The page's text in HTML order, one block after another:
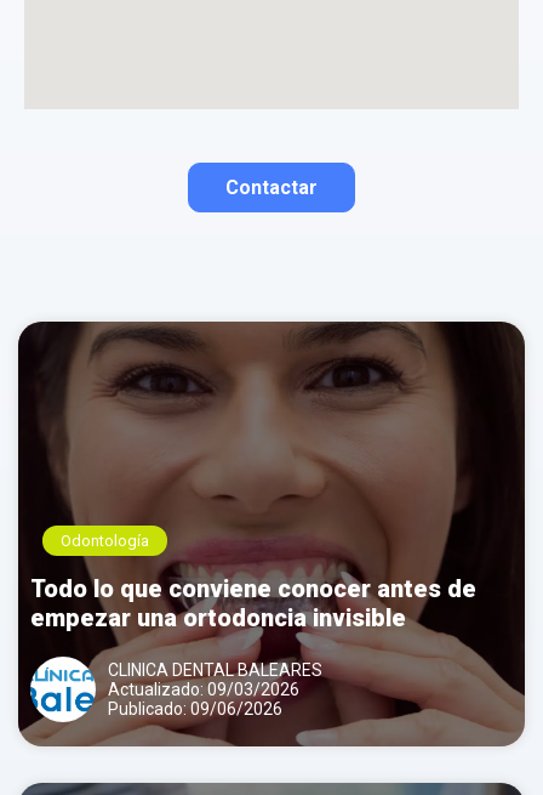
Contactar
Contactar por
Whatsapp
Odontología
Todo lo que conviene conocer antes de
empezar una ortodoncia invisible
CLINICA DENTAL BALEARES
Actualizado: 09/03/2026
Publicado: 09/06/2026